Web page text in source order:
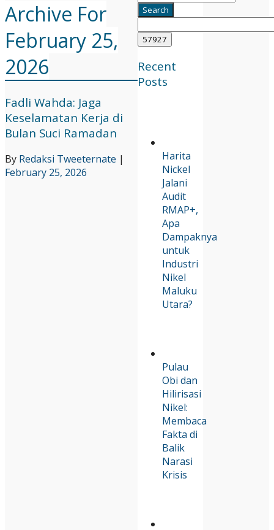
Recent
Posts
Harita
Nickel
Jalani
Audit
RMAP+,
Apa
Dampaknya
untuk
Industri
Nikel
Maluku
Utara?
Pulau
Obi dan
Hilirisasi
Nikel:
Membaca
Fakta di
Balik
Narasi
Krisis
Archive For
February 25,
2026
Fadli Wahda: Jaga
Keselamatan Kerja di
Bulan Suci Ramadan
By Redaksi Tweeternate |
February 25, 2026